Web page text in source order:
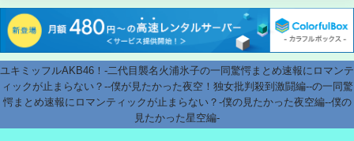
ユキミッフルAKB46！-二代目襲名火浦氷子の一同驚愕まとめ速報にロマンテ
ィックが止まらない？--僕が見たかった夜空！独女批判殺到激闘編--の一同驚
愕まとめ速報にロマンティックが止まらない？-僕の見たかった夜空編--僕の
見たかった星空編-